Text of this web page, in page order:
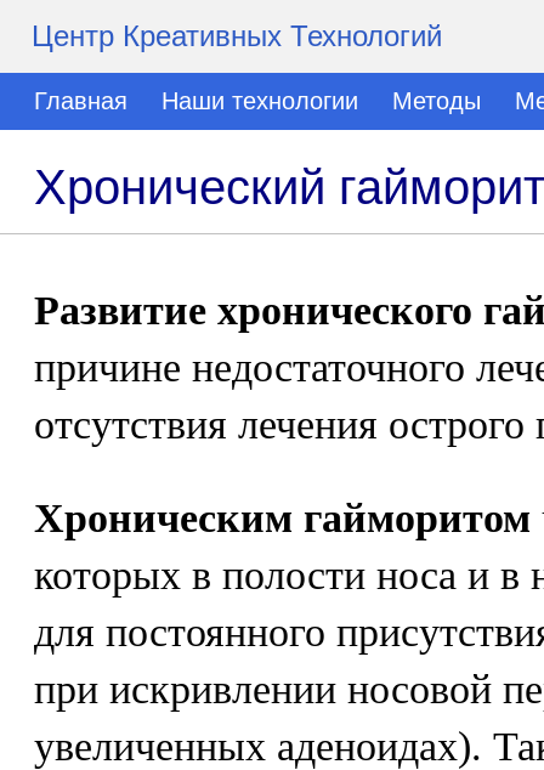
Центр Креативных Технологий
Главная Наши технологии Методы
Хронический гайморит
Развитие хронического
причине недостаточного
отсутствия лечения
Хроническим гайморитом
которых в полости носа и в
для постоянного
при искривлении носовой
увеличенных аденоидах).